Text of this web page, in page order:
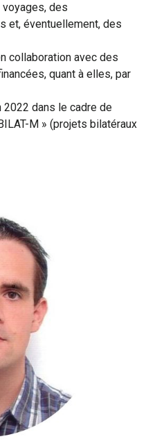
des
et, éventuellement, des
collaboration avec des
quant à elles, par
dans le cadre de
M » (projets bilatéraux